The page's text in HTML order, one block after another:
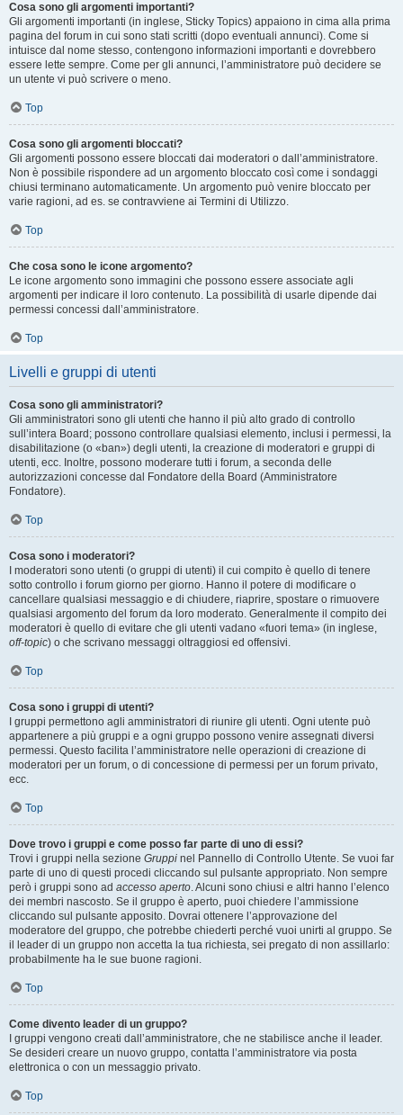
Cosa sono gli argomenti importanti?
Gli argomenti importanti (in inglese, Sticky Topics) appaiono in cima alla prima
pagina del forum in cui sono stati scritti (dopo eventuali annunci). Come si
intuisce dal nome stesso, contengono informazioni importanti e dovrebbero
essere lette sempre. Come per gli annunci, l’amministratore può decidere se
un utente vi può scrivere o meno.
Top
Cosa sono gli argomenti bloccati?
Gli argomenti possono essere bloccati dai moderatori o dall’amministratore.
Non è possibile rispondere ad un argomento bloccato così come i sondaggi
chiusi terminano automaticamente. Un argomento può venire bloccato per
varie ragioni, ad es. se contravviene ai Termini di Utilizzo.
Top
Che cosa sono le icone argomento?
Le icone argomento sono immagini che possono essere associate agli
argomenti per indicare il loro contenuto. La possibilità di usarle dipende dai
permessi concessi dall’amministratore.
Top
Livelli e gruppi di utenti
Cosa sono gli amministratori?
Gli amministratori sono gli utenti che hanno il più alto grado di controllo
sull’intera Board; possono controllare qualsiasi elemento, inclusi i permessi, la
disabilitazione (o «ban») degli utenti, la creazione di moderatori e gruppi di
utenti, ecc. Inoltre, possono moderare tutti i forum, a seconda delle
autorizzazioni concesse dal Fondatore della Board (Amministratore
Fondatore).
Top
Cosa sono i moderatori?
I moderatori sono utenti (o gruppi di utenti) il cui compito è quello di tenere
sotto controllo i forum giorno per giorno. Hanno il potere di modificare o
cancellare qualsiasi messaggio e di chiudere, riaprire, spostare o rimuovere
qualsiasi argomento del forum da loro moderato. Generalmente il compito dei
moderatori è quello di evitare che gli utenti vadano «fuori tema» (in inglese,
off-topic) o che scrivano messaggi oltraggiosi ed offensivi.
Top
Cosa sono i gruppi di utenti?
I gruppi permettono agli amministratori di riunire gli utenti. Ogni utente può
appartenere a più gruppi e a ogni gruppo possono venire assegnati diversi
permessi. Questo facilita l’amministratore nelle operazioni di creazione di
moderatori per un forum, o di concessione di permessi per un forum privato,
ecc.
Top
Dove trovo i gruppi e come posso far parte di uno di essi?
Trovi i gruppi nella sezione Gruppi nel Pannello di Controllo Utente. Se vuoi far
parte di uno di questi procedi cliccando sul pulsante appropriato. Non sempre
però i gruppi sono ad accesso aperto. Alcuni sono chiusi e altri hanno l’elenco
dei membri nascosto. Se il gruppo è aperto, puoi chiedere l’ammissione
cliccando sul pulsante apposito. Dovrai ottenere l’approvazione del
moderatore del gruppo, che potrebbe chiederti perché vuoi unirti al gruppo. Se
il leader di un gruppo non accetta la tua richiesta, sei pregato di non assillarlo:
probabilmente ha le sue buone ragioni.
Top
Come divento leader di un gruppo?
I gruppi vengono creati dall’amministratore, che ne stabilisce anche il leader.
Se desideri creare un nuovo gruppo, contatta l’amministratore via posta
elettronica o con un messaggio privato.
Top